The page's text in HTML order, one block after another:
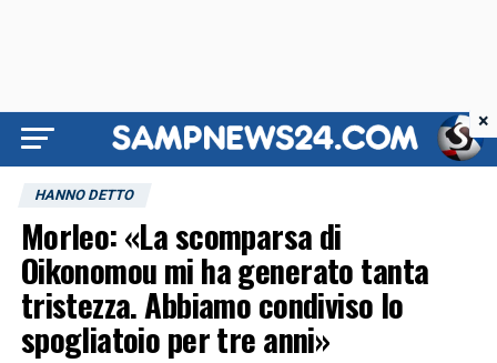
HANNO DETTO
Morleo: «La scomparsa di
Oikonomou mi ha generato tanta
tristezza. Abbiamo condiviso lo
spogliatoio per tre anni»
×